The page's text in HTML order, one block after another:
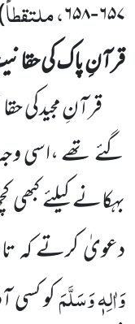
۶۵۷-۶۵۸، ملتقطاً
قرآنِ پاک کی
قرآنِ مجیدکی
گئے تھے ،اسی
بہکانےکیلئے
دعویٰ کرتے کہ
وَاٰلِہٖ وَسَلَّمَکو کسی